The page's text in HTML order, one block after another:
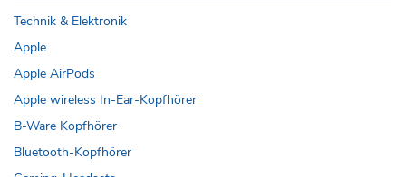
Technik & Elektronik
Apple
Apple AirPods
Apple wireless In-Ear-Kopfhörer
B-Ware Kopfhörer
Bluetooth-Kopfhörer